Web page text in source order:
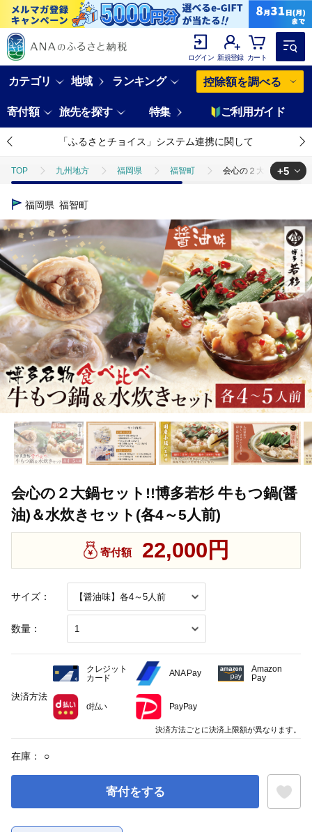
ログイン 新規登録 カート
カテゴリ 地域 ランキング 控除額を調べる
寄付額 旅先を探す 特集 ご利用ガイド
「ふるさとチョイス」システム連携に関して
TOP 九州地方 福岡県 福智町 会心の２大鍋セット!!
TOP
TOP 加工食品 会心の２大鍋セット!!博多若杉 牛もつ鍋(
TOP 加工食品 肉(鍋) 会心の２大鍋セット!!博多
TOP 加工食品 鍋 ほかの鍋 会心の２大鍋セット!!博
TOP 加工食品 調味料 醤油 会心の２大鍋セット!!博
+5
福岡県 福智町
会心の２大鍋セット!!博多若杉 牛もつ鍋(醤
油)＆水炊きセット(各4～5人前)
サイズ：
数量：
寄付額 22,000円
在庫： ○
寄付をする
決済方法
クレジット
カード
ANA Pay
Amazon
Pay
d払い PayPay
決済方法ごとに決済上限額が異なります。